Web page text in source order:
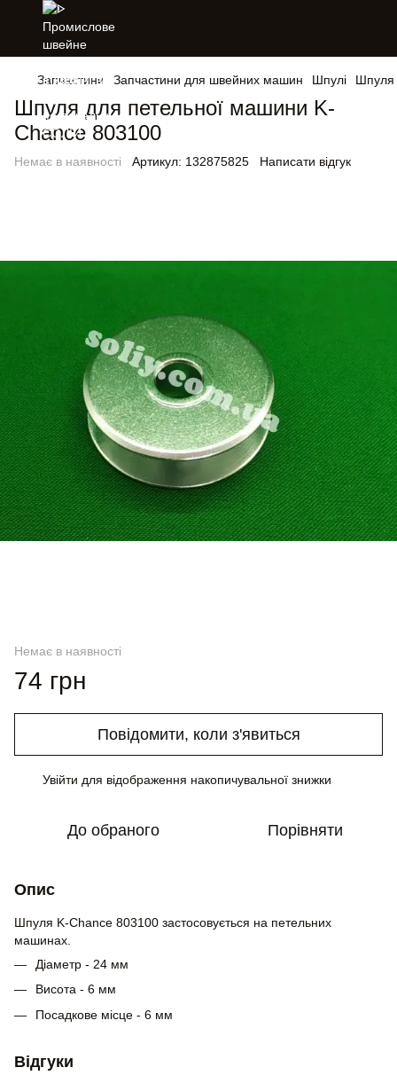
Запчастини Запчастини для швейних машин Шпулі Шпуля
Шпуля для петельної машини K-
Chance 803100
Немає в наявності Артикул: 132875825 Написати відгук
Немає в наявності
74 грн
Повідомити, коли з'явиться
Увійти для відображення накопичувальної знижки
До обраного Порівняти
Опис
Шпуля K-Chance 803100 застосовується на петельних
машинах.
Діаметр - 24 мм
Висота - 6 мм
Посадкове місце - 6 мм
Відгуки